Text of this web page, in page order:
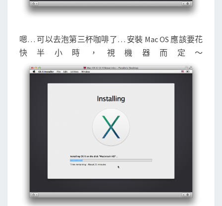
嗯… 可以去泡第三杯咖啡了… 安裝 Mac OS 應該要花
快半小時，視機器而定～